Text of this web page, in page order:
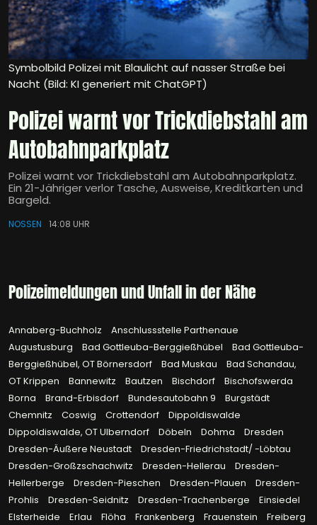
Symbolbild Polizei mit Blaulicht auf nasser Straße bei
Nacht (Bild: KI generiert mit ChatGPT)
Polizei warnt vor Trickdiebstahl am
Autobahnparkplatz
Polizei warnt vor Trickdiebstahl am Autobahnparkplatz.
Ein 21-Jähriger verlor Tasche, Ausweise, Kreditkarten und
Bargeld.
NOSSEN 14:08 UHR
Polizeimeldungen und Unfall in der Nähe
Annaberg-Buchholz
Anschlussstelle Parthenaue
Augustusburg
Bad Gottleuba-Berggießhübel
Bad Gottleuba-
Berggießhübel, OT Börnersdorf
Bad Muskau
Bad Schandau,
OT Krippen
Bannewitz Bautzen Bischdorf
Bischofswerda
Borna
Brand-Erbisdorf Bundesautobahn 9
Burgstädt
Chemnitz
Coswig Crottendorf
Dippoldiswalde
Dippoldiswalde, OT Ulberndorf
Döbeln Dohma
Dresden
Dresden-Äußere Neustadt
Dresden-Friedrichstadt/ -Löbtau
Dresden-Großzschachwitz
Dresden-Hellerau
Dresden-
Hellerberge
Dresden-Pieschen Dresden-Plauen
Dresden-
Prohlis
Dresden-Seidnitz Dresden-Trachenberge
Einsiedel
Elsterheide
Erlau Flöha Frankenberg Frauenstein
Freiberg